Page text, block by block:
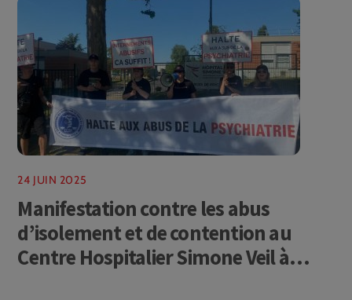
24 JUIN 2025
Manifestation contre les abus
d’isolement et de contention au
Centre Hospitalier Simone Veil à